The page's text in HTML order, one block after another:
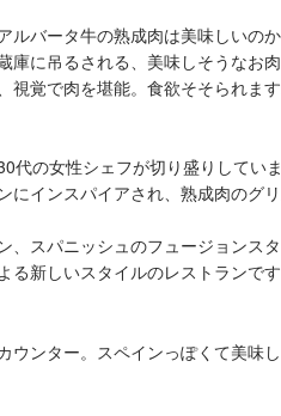
ルバータ牛の熟成肉は美味しいのか
庫に吊るされる、美味しそうなお肉
視覚で肉を堪能。食欲そそられます
代の女性シェフが切り盛りしていま
にインスパイアされ、熟成肉のグ
、スパニッシュのフュージョンスタ
る新しいスタイルのレストランです
ウンター。スペインっぽくて美味し